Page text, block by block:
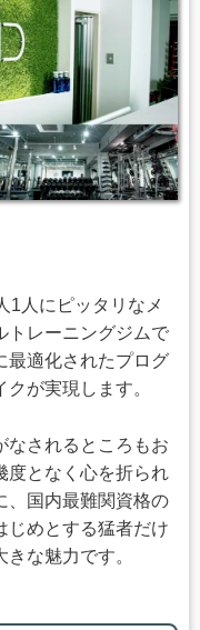
1人にピッタリなメ
トレーニングジムで
最適化されたプログ
が実現します。
なされるところもお
度となく心を折られ
、国内最難関資格の
じめとする猛者だけ
な魅力です。